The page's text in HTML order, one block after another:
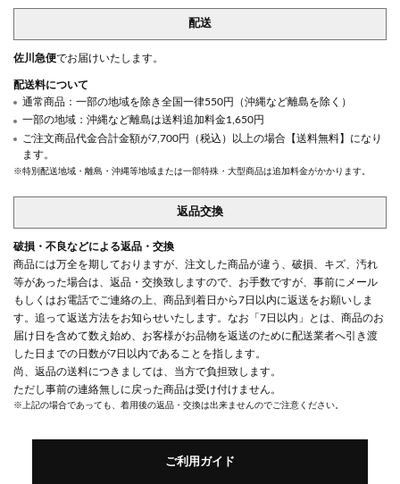
配送
佐川急便でお届けいたします。
配送料について
通常商品：一部の地域を除き全国一律550円（沖縄など離島を除く）
一部の地域：沖縄など離島は送料追加料金1,650円
ご注文商品代金合計金額が7,700円（税込）以上の場合【送料無料】になり
ます。
※特別配送地域・離島・沖縄等地域または一部特殊・大型商品は追加料金がかかります。
返品交換
破損・不良などによる返品・交換
商品には万全を期しておりますが、注文した商品が違う、破損、キズ、汚れ
等があった場合は、返品・交換致しますので、お手数ですが、事前にメール
もしくはお電話でご連絡の上、商品到着日から7日以内に返送をお願いしま
す。追って返送方法をお知らせいたします。なお「7日以内」とは、商品のお
届け日を含めて数え始め、お客様がお品物を返送のために配送業者へ引き渡
した日までの日数が7日以内であることを指します。
尚、返品の送料につきましては、当方で負担致します。
ただし事前の連絡無しに戻った商品は受け付けません。
※上記の場合であっても、着用後の返品・交換は出来ませんのでご注意ください。
ご利用ガイド